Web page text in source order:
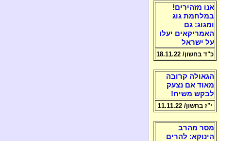
אנו מזהירים!
במלחמת גוג
ומגוג: גם
האמריקאים יעלו
על ישראל
כ"ד בחשון/ 18.11.22
הגאולה קרובה
מאוד אם נצעק
לבקש משיח!
י"ז בחשון/ 11.11.22
מסר מהרב
הינוקא: להרים